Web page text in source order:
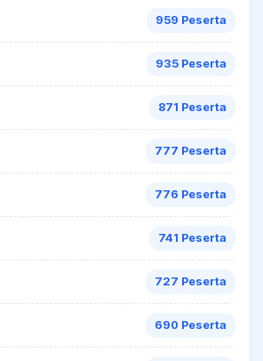
959 Peserta
935 Peserta
871 Peserta
777 Peserta
776 Peserta
741 Peserta
727 Peserta
690 Peserta